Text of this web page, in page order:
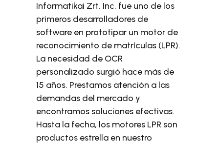
Informatikai Zrt. Inc. fue uno de los
primeros desarrolladores de
software en prototipar un motor de
reconocimiento de matrículas (LPR).
La necesidad de OCR
personalizado surgió hace más de
15 años. Prestamos atención a las
demandas del mercado y
encontramos soluciones efectivas.
Hasta la fecha, los motores LPR son
productos estrella en nuestro